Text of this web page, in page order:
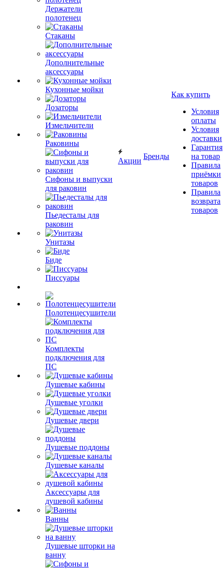
Держатели
полотенец
Стаканы
Дополнительные
аксессуары
Кухонные мойки
Дозаторы
Измельчители
Раковины
Сифоны и выпуски
для раковин
Пьедесталы для
раковин
Унитазы
Биде
Писсуары
Полотенцесушители
Комплекты
подключения для
ПС
Душевые кабины
Душевые уголки
Душевые двери
Душевые поддоны
Душевые каналы
Аксессуары для
душевой кабины
Ванны
Душевые шторки на
ванну
Акции
Бренды
Как купить
Условия
оплаты
Условия
доставки
Гарантия
на товар
Правила
приёмки
товаров
Правила
возврата
товаров